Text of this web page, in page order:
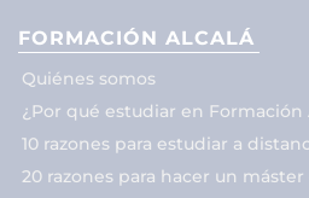
FORMACIÓN ALCALÁ
Quiénes somos
¿Por qué estudiar en Formación
10 razones para estudiar a
20 razones para hacer un